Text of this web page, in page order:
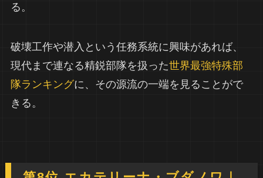
る。
破壊工作や潜入という任務系統に興味があれば、
現代まで連なる精鋭部隊を扱った世界最強特殊部
隊ランキングに、その源流の一端を見ることがで
きる。